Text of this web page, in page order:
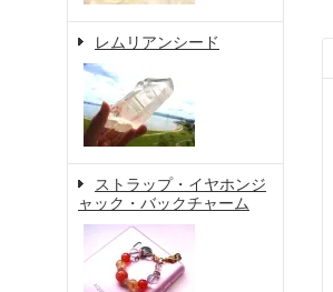
レムリアンシード
ストラップ・イヤホンジ
ャック・バックチャーム